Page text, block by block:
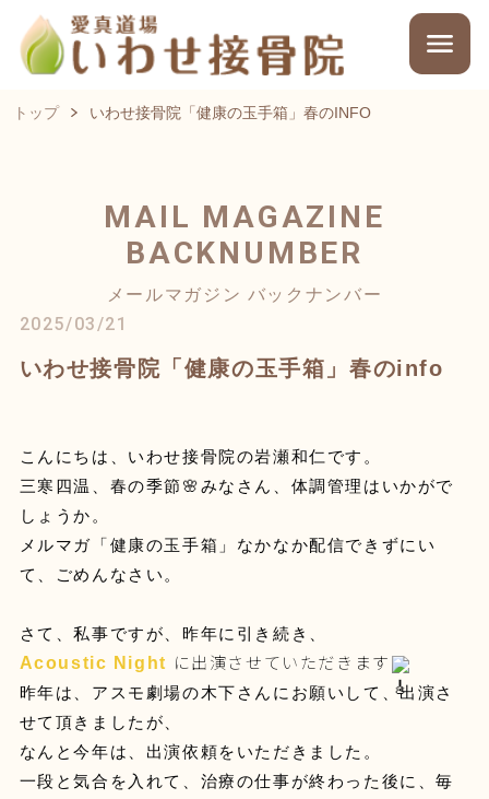
トップ いわせ接骨院「健康の玉手箱」春のINFO
MAIL MAGAZINE
BACKNUMBER
メールマガジン バックナンバー
2025/03/21
いわせ接骨院「健康の玉手箱」春のinfo
こんにちは、いわせ接骨院の岩瀬和仁です。
三寒四温、春の季節🌸みなさん、体調管理はいかがで
しょうか。
メルマガ「健康の玉手箱」なかなか配信できずにい
て、ごめんなさい。
さて、私事ですが、昨年に引き続き、
Acoustic Night に出演させていただきます
昨年は、アスモ劇場の木下さんにお願いして、出演さ
せて頂きましたが、
なんと今年は、出演依頼をいただきました。
一段と気合を入れて、治療の仕事が終わった後に、毎